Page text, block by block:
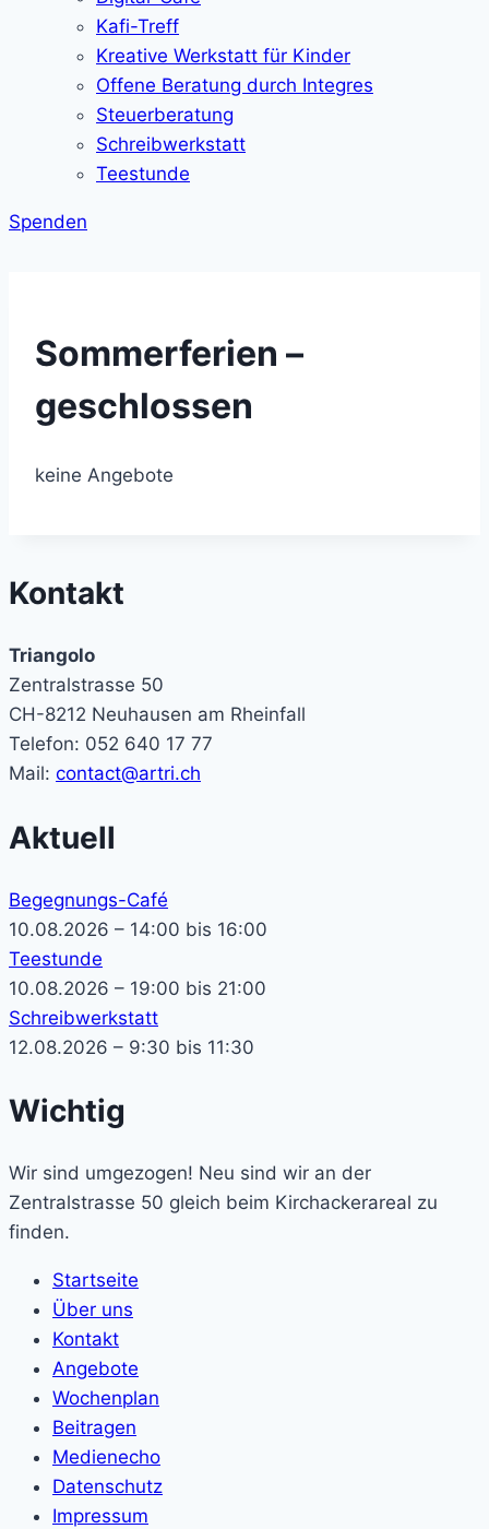
Kafi-Treff
Kreative Werkstatt für Kinder
Offene Beratung durch Integres
Steuerberatung
Schreibwerkstatt
Teestunde
Spenden
Sommerferien –
geschlossen
keine Angebote
Kontakt
Triangolo
Zentralstrasse 50
CH-8212 Neuhausen am Rheinfall
Telefon: 052 640 17 77
Mail: contact@artri.ch
Aktuell
Begegnungs-Café
10.08.2026 – 14:00 bis 16:00
Teestunde
10.08.2026 – 19:00 bis 21:00
Schreibwerkstatt
12.08.2026 – 9:30 bis 11:30
Wichtig
Wir sind umgezogen! Neu sind wir an der
Zentralstrasse 50 gleich beim Kirchackerareal zu
finden.
Startseite
Über uns
Kontakt
Angebote
Wochenplan
Beitragen
Medienecho
Datenschutz
Impressum